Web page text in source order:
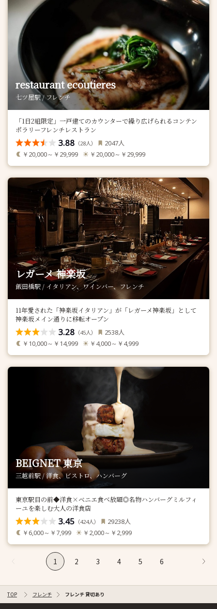
restaurant ecoutieres
七ツ屋駅 / フレンチ
「1日2組限定」一戸建てのカウンターで繰り広げられるコンテン
ポラリーフレンチレストラン
3.88 （28人） 2047人
￥20,000～￥29,999 ￥20,000～￥29,999
レガーメ 神楽坂
飯田橋駅 / イタリアン、ワインバー、フレンチ
11年愛された「神楽坂イタリアン」が「レガーメ神楽坂」として
神楽坂メイン通りに移転オープン
3.28 （45人） 2538人
￥10,000～￥14,999 ￥4,000～￥4,999
BEIGNET 東京
三越前駅 / 洋食、ビストロ、ハンバーグ
東京駅目の前◆洋食×ベニエ食べ放題◎名物ハンバーグミルフィ
ーユを楽しむ大人の洋食店
3.45 （424人） 29238人
￥6,000～￥7,999 ￥2,000～￥2,999
1 2 3 4 5 6
TOP フレンチ フレンチ 貸切あり